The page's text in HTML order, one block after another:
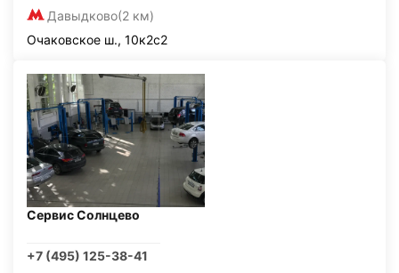
Давыдково(2 км)
Очаковское ш., 10к2с2
Сервис Солнцево
+7 (495) 125-38-41